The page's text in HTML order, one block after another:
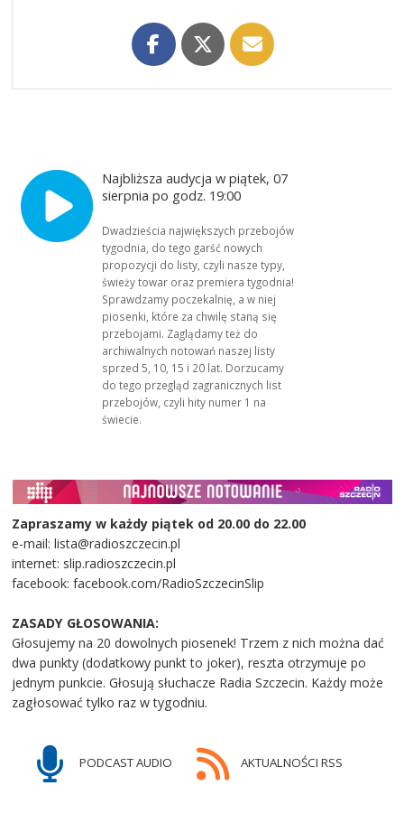
Najbliższa audycja w piątek, 07
sierpnia po godz. 19:00
Dwadzieścia największych przebojów
tygodnia, do tego garść nowych
propozycji do listy, czyli nasze typy,
świeży towar oraz premiera tygodnia!
Sprawdzamy poczekalnię, a w niej
piosenki, które za chwilę staną się
przebojami. Zaglądamy też do
archiwalnych notowań naszej listy
sprzed 5, 10, 15 i 20 lat. Dorzucamy
do tego przegląd zagranicznych list
przebojów, czyli hity numer 1 na
świecie.
Zapraszamy w każdy piątek od 20.00 do 22.00
e-mail: lista@radioszczecin.pl
internet: slip.radioszczecin.pl
facebook: facebook.com/RadioSzczecinSlip
ZASADY GŁOSOWANIA:
Głosujemy na 20 dowolnych piosenek! Trzem z nich można dać
dwa punkty (dodatkowy punkt to joker), reszta otrzymuje po
jednym punkcie. Głosują słuchacze Radia Szczecin. Każdy może
zagłosować tylko raz w tygodniu.
PODCAST AUDIO AKTUALNOŚCI RSS